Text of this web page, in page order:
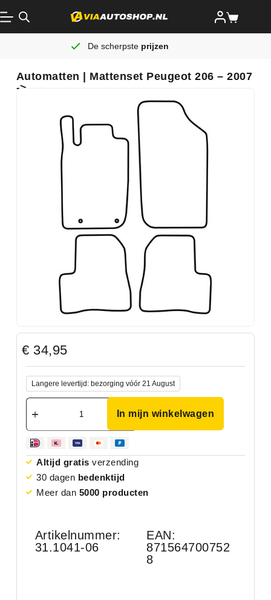
De scherpste prijzen
Automatten | Mattenset Peugeot 206 – 2007
->
€ 34,95
Langere levertijd: bezorging vóór 21 August
In mijn winkelwagen
Altijd gratis verzending
30 dagen bedenktijd
Meer dan 5000 producten
Artikelnummer:
31.1041-06
EAN:
871564700752
8